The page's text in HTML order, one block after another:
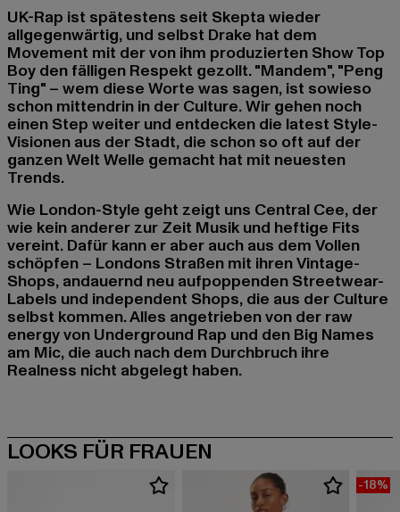
UK-Rap ist spätestens seit Skepta wieder
allgegenwärtig, und selbst Drake hat dem
Movement mit der von ihm produzierten Show Top
Boy den fälligen Respekt gezollt. "Mandem", "Peng
Ting" – wem diese Worte was sagen, ist sowieso
schon mittendrin in der Culture. Wir gehen noch
einen Step weiter und entdecken die latest Style-
Visionen aus der Stadt, die schon so oft auf der
ganzen Welt Welle gemacht hat mit neuesten
Trends.
Wie London-Style geht zeigt uns Central Cee, der
wie kein anderer zur Zeit Musik und heftige Fits
vereint. Dafür kann er aber auch aus dem Vollen
schöpfen – Londons Straßen mit ihren Vintage-
Shops, andauernd neu aufpoppenden Streetwear-
Labels und independent Shops, die aus der Culture
selbst kommen. Alles angetrieben von der raw
energy von Underground Rap und den Big Names
am Mic, die auch nach dem Durchbruch ihre
Realness nicht abgelegt haben.
-18%